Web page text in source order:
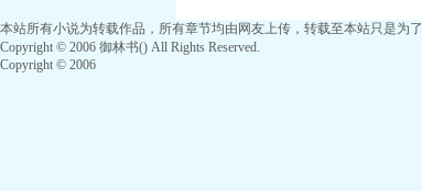
本站所有小说为转载作品，所有章节均由网友上传，转载至本站只是为
Copyright © 2006 御林书() All Rights Reserved.
Copyright © 2006